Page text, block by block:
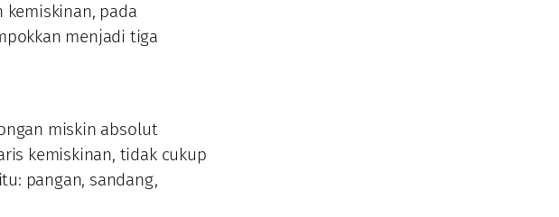
pada
menjadi tiga
miskin absolut
kemiskinan, tidak cukup
pangan, sandang,